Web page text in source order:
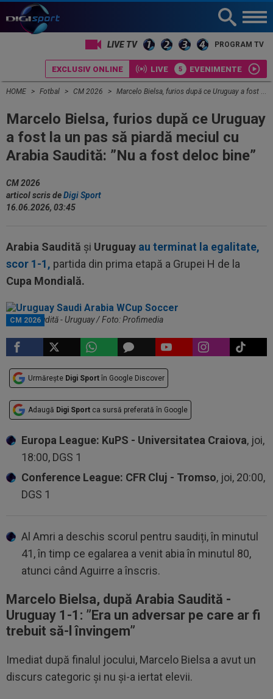
LIVE TV PROGRAM TV
EXCLUSIV ONLINE LIVE EVENIMENTE
HOME Fotbal CM 2026 Marcelo Bielsa, furios după ce Uruguay a fost la un pas să piardă meciul cu Arabia Saudită: ”Nu a fost deloc bine”
Marcelo Bielsa, furios după ce Uruguay
a fost la un pas să piardă meciul cu
Arabia Saudită: ”Nu a fost deloc bine”
CM 2026
articol scris deDigi Sport
16.06.2026, 03:45
Arabia Saudită și Uruguay au terminat la egalitate,
scor 1-1, partida din prima etapă a Grupei H de la
Cupa Mondială.
CM 2026
Arabia Saudită - Uruguay / Foto: Profimedia
Urmărește Digi Sport în Google Discover
Adaugă Digi Sport ca sursă preferată în Google
Europa League: KuPS - Universitatea Craiova, joi,
18:00, DGS 1
Conference League: CFR Cluj - Tromso, joi, 20:00,
DGS 1
Al Amri a deschis scorul pentru saudiți, în minutul
41, în timp ce egalarea a venit abia în minutul 80,
atunci când Aguirre a înscris.
Marcelo Bielsa, după Arabia Saudită -
Uruguay 1-1: ”Era un adversar pe care ar fi
trebuit să-l învingem”
Imediat după finalul jocului, Marcelo Bielsa a avut un
discurs categoric și nu și-a iertat elevii.